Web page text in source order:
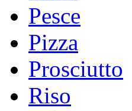
Pesce
Pizza
Prosciutto
Riso